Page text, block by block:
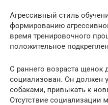
Агрессивный стиль
формированию
время тренировочного
положительное
С раннего возраста
социализован. Он должен
собаками, привыкать к
Отсутствие социализации